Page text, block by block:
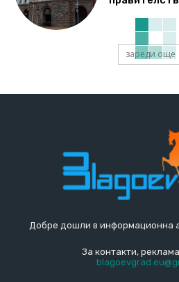
зареди още
Добре дошли в информационна
За контакти,